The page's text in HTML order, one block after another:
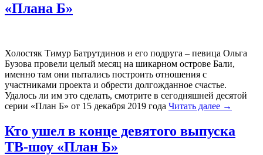
«Плана Б»
Холостяк Тимур Батрутдинов и его подруга – певица Ольга
Бузова провели целый месяц на шикарном острове Бали,
именно там они пытались построить отношения с
участниками проекта и обрести долгожданное счастье.
Удалось ли им это сделать, смотрите в сегодняшней десятой
серии «План Б» от 15 декабря 2019 года Читать далее →
Кто ушел в конце девятого выпуска
ТВ-шоу «План Б»